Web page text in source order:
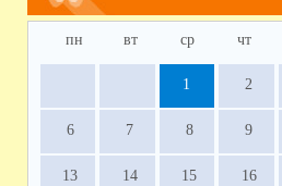
пн вт ср чт
1 2
6 7 8 9
13 14 15 16